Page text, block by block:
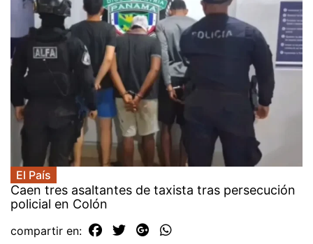
El País
Caen tres asaltantes de taxista tras persecución
policial en Colón
compartir en: